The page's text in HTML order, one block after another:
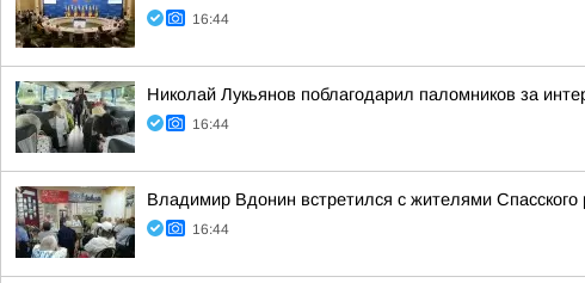
16:44
Николай Лукьянов поблагодарил паломников за
16:44
Владимир Вдонин встретился с жителями Спасского
16:44